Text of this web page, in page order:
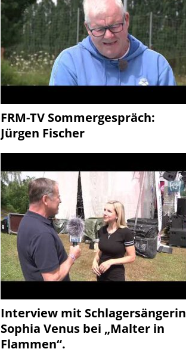
FRM-TV Sommergespräch:
Jürgen Fischer
Interview mit Schlagersängerin
Sophia Venus bei „Malter in
Flammen“.